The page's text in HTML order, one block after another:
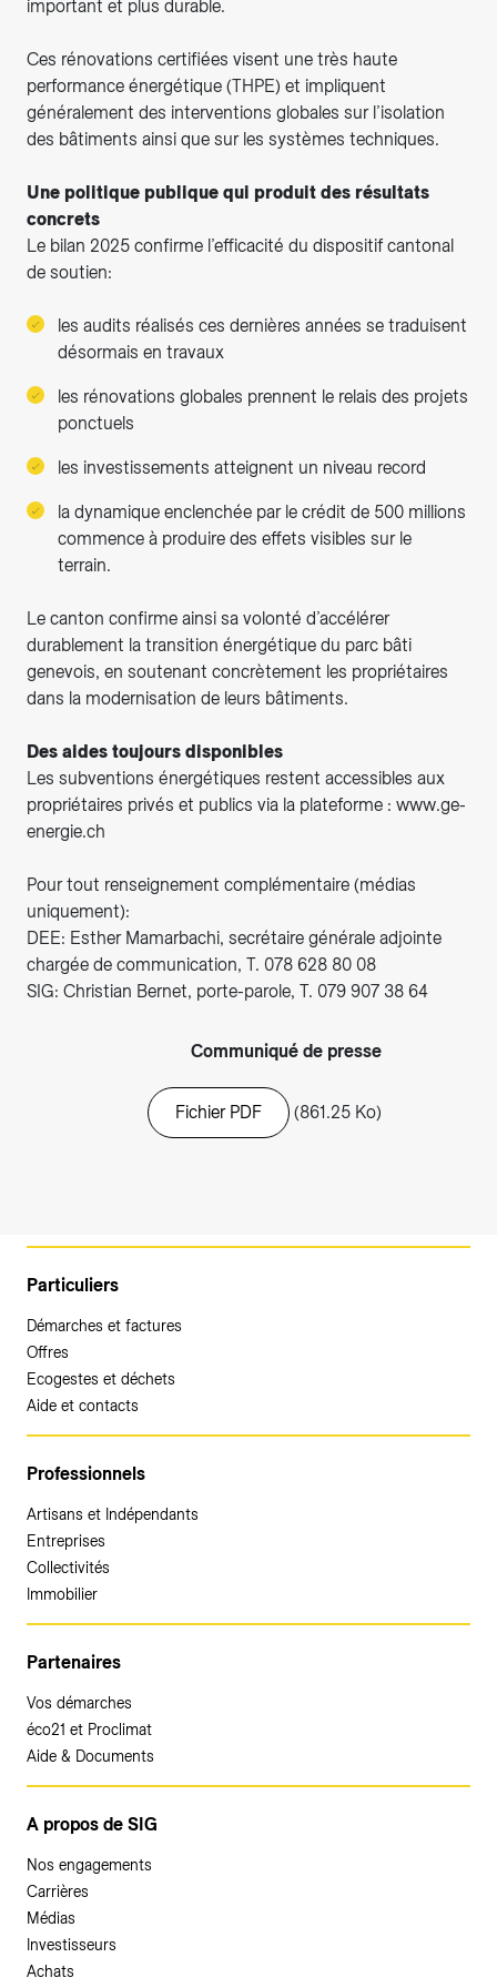
important et plus durable.
Ces rénovations certifiées visent une très haute
performance énergétique (THPE) et impliquent
généralement des interventions globales sur l’isolation
des bâtiments ainsi que sur les systèmes techniques.
Une politique publique qui produit des résultats
concrets
Le bilan 2025 confirme l’efficacité du dispositif cantonal
de soutien:
les audits réalisés ces dernières années se traduisent
désormais en travaux
les rénovations globales prennent le relais des projets
ponctuels
les investissements atteignent un niveau record
la dynamique enclenchée par le crédit de 500 millions
commence à produire des effets visibles sur le
terrain.
Le canton confirme ainsi sa volonté d’accélérer
durablement la transition énergétique du parc bâti
genevois, en soutenant concrètement les propriétaires
dans la modernisation de leurs bâtiments.
Des aides toujours disponibles
Les subventions énergétiques restent accessibles aux
propriétaires privés et publics via la plateforme : www.ge-
energie.ch
Pour tout renseignement complémentaire (médias
uniquement):
DEE: Esther Mamarbachi, secrétaire générale adjointe
chargée de communication, T. 078 628 80 08
SIG: Christian Bernet, porte-parole, T. 079 907 38 64
Communiqué de presse
Fichier PDF (861.25 Ko)
Particuliers
Démarches et factures
Offres
Ecogestes et déchets
Aide et contacts
Professionnels
Artisans et Indépendants
Entreprises
Collectivités
Immobilier
Partenaires
Vos démarches
éco21 et Proclimat
Aide & Documents
A propos de SIG
Nos engagements
Carrières
Médias
Investisseurs
Achats